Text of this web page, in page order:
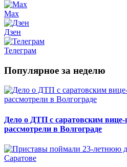
Max
Дзен
Телеграм
Популярное за неделю
Дело о ДТП с саратовским
рассмотрели в Волгограде